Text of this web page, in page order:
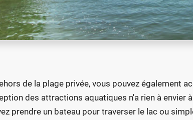
de la plage privée, vous pouvez également
des attractions aquatiques n'a rien à envier
prendre un bateau pour traverser le lac ou